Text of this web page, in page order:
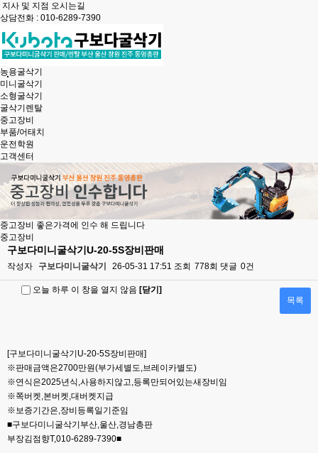
지사 및 지점 오시는길
상담전화 : 010-6289-7390
농용굴삭기
미니굴삭기
소형굴삭기
굴삭기렌탈
중고장비
부품/어태치
운전학원
고객센터
중고장비 좋은가격에 인수 해 드립니다
중고장비
구보다미니굴삭기U-20-5S장비판매
작성자 구보다미니굴삭기 26-05-31 17:51 조회 778회 댓글 0건
목록
[구보다미니굴삭기U-20-5S장비판매]
※판매금액은2700만원(부가세별도,브레이카별도)
※연식은2025년식,사용하지않고,등록만되어있는새장비임
※쪽버켓,본버켓,대버켓지급
※보증기간은,장비등록일기준임
■구보다미니굴삭기부산,울산,경남총판
부장김점향T,010-6289-7390■
오늘 하루 이 창을 열지 않음 [닫기]